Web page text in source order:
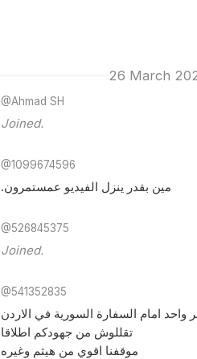
26 March
@Ahmad SH
Joined.
@1099674596
.مين بقدر ينزل الفيديو عمستمرون
@526845375
Joined.
@541352835
واحد امام السفارة السورية في الاردن
تقللوش من جهودكم اطلاقا
موقفنا اقوي من هيثم وغيره